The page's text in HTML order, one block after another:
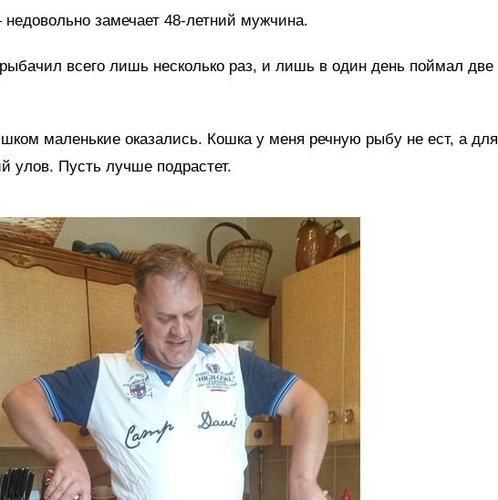
замечает 48‑летний мужчина.
всего лишь несколько раз, и лишь в один день поймал две
маленькие оказались. Кошка у меня речную рыбу не ест, а для
улов. Пусть лучше подрастет.